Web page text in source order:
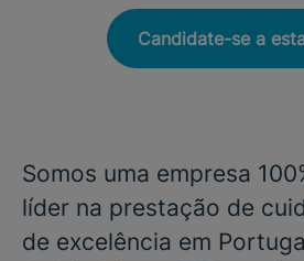
Candidate-se a
Somos uma empresa
líder na prestação de
de excelência em